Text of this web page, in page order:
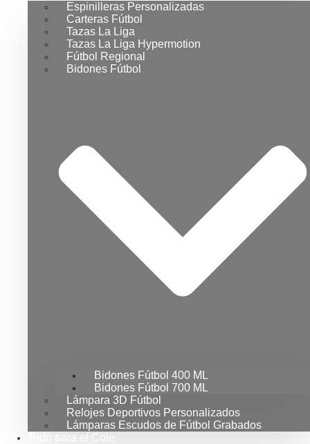
Espinilleras Personalizadas
Carteras Fútbol
Tazas La Liga
Tazas La Liga Hypermotion
Fútbol Regional
Bidones Fútbol
Bidones Fútbol 400 ML
Bidones Fútbol 700 ML
Lámpara 3D Fútbol
Relojes Deportivos Personalizados
Lámparas Escudos de Fútbol Grabados
Todo para el Cole